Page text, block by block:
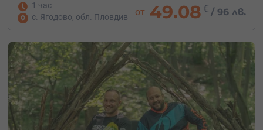
1 час
с. Ягодово, обл. Пловдив
от 49.08 € /96 лв.